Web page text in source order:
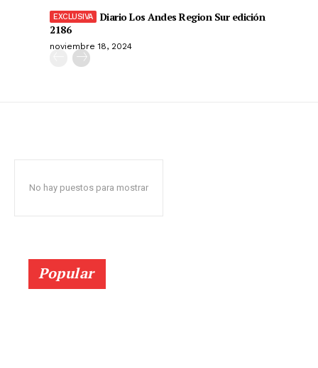
Diario Los Andes Region Sur edición
2186
noviembre 18, 2024
No hay puestos para mostrar
Popular